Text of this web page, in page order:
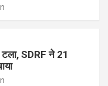
टला, SDRF ने 21